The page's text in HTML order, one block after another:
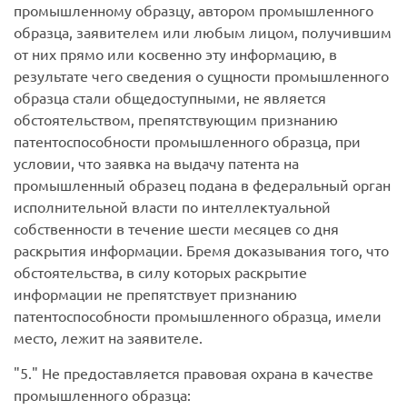
промышленному образцу, автором промышленного
образца, заявителем или любым лицом, получившим
от них прямо или косвенно эту информацию, в
результате чего сведения о сущности промышленного
образца стали общедоступными, не является
обстоятельством, препятствующим признанию
патентоспособности промышленного образца, при
условии, что заявка на выдачу патента на
промышленный образец подана в федеральный орган
исполнительной власти по интеллектуальной
собственности в течение шести месяцев со дня
раскрытия информации. Бремя доказывания того, что
обстоятельства, в силу которых раскрытие
информации не препятствует признанию
патентоспособности промышленного образца, имели
место, лежит на заявителе.
5.
Не предоставляется правовая охрана в качестве
промышленного образца: